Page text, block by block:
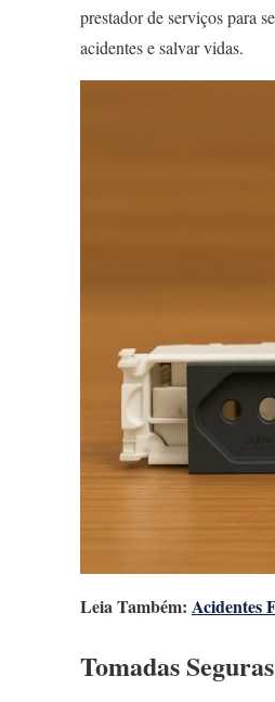
prestador de serviços para
acidentes e salvar vidas.
Leia Também: Acidentes
Tomadas